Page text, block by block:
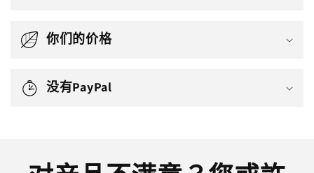
你们的价格
没有PayPal